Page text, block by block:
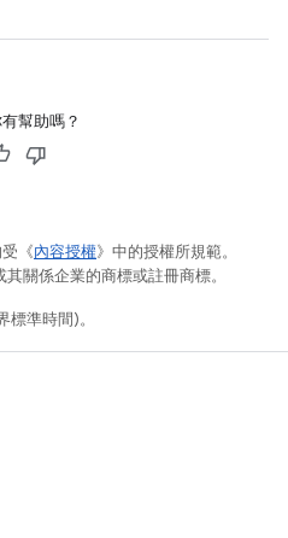
幫助嗎？
《內容授權》中的授權所規範。
關係企業的商標或註冊商標。
準時間)。